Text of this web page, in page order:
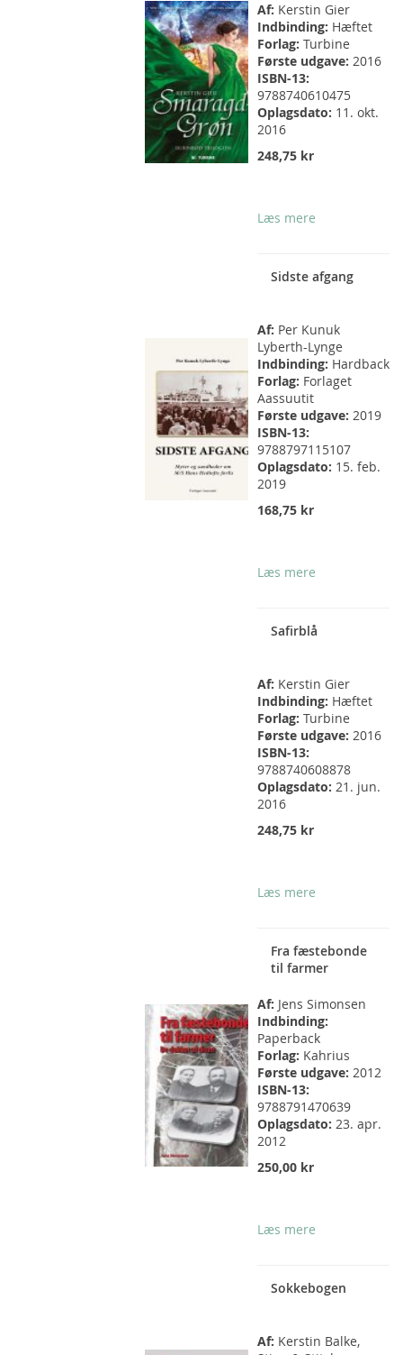
Af: Kerstin Gier
Indbinding: Hæftet
Forlag: Turbine
Første udgave: 2016
ISBN-13:
9788740610475
Oplagsdato: 11. okt.
2016
248,75 kr
Læs mere
Sidste afgang
Af: Per Kunuk
Lyberth-Lynge
Indbinding: Hardback
Forlag: Forlaget
Aassuutit
Første udgave: 2019
ISBN-13:
9788797115107
Oplagsdato: 15. feb.
2019
168,75 kr
Læs mere
Safirblå
Af: Kerstin Gier
Indbinding: Hæftet
Forlag: Turbine
Første udgave: 2016
ISBN-13:
9788740608878
Oplagsdato: 21. jun.
2016
248,75 kr
Læs mere
Fra fæstebonde
til farmer
Af: Jens Simonsen
Indbinding:
Paperback
Forlag: Kahrius
Første udgave: 2012
ISBN-13:
9788791470639
Oplagsdato: 23. apr.
2012
250,00 kr
Læs mere
Sokkebogen
Af: Kerstin Balke,